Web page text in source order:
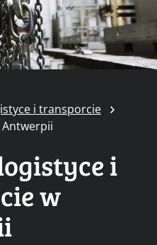
i transporcie
i
w